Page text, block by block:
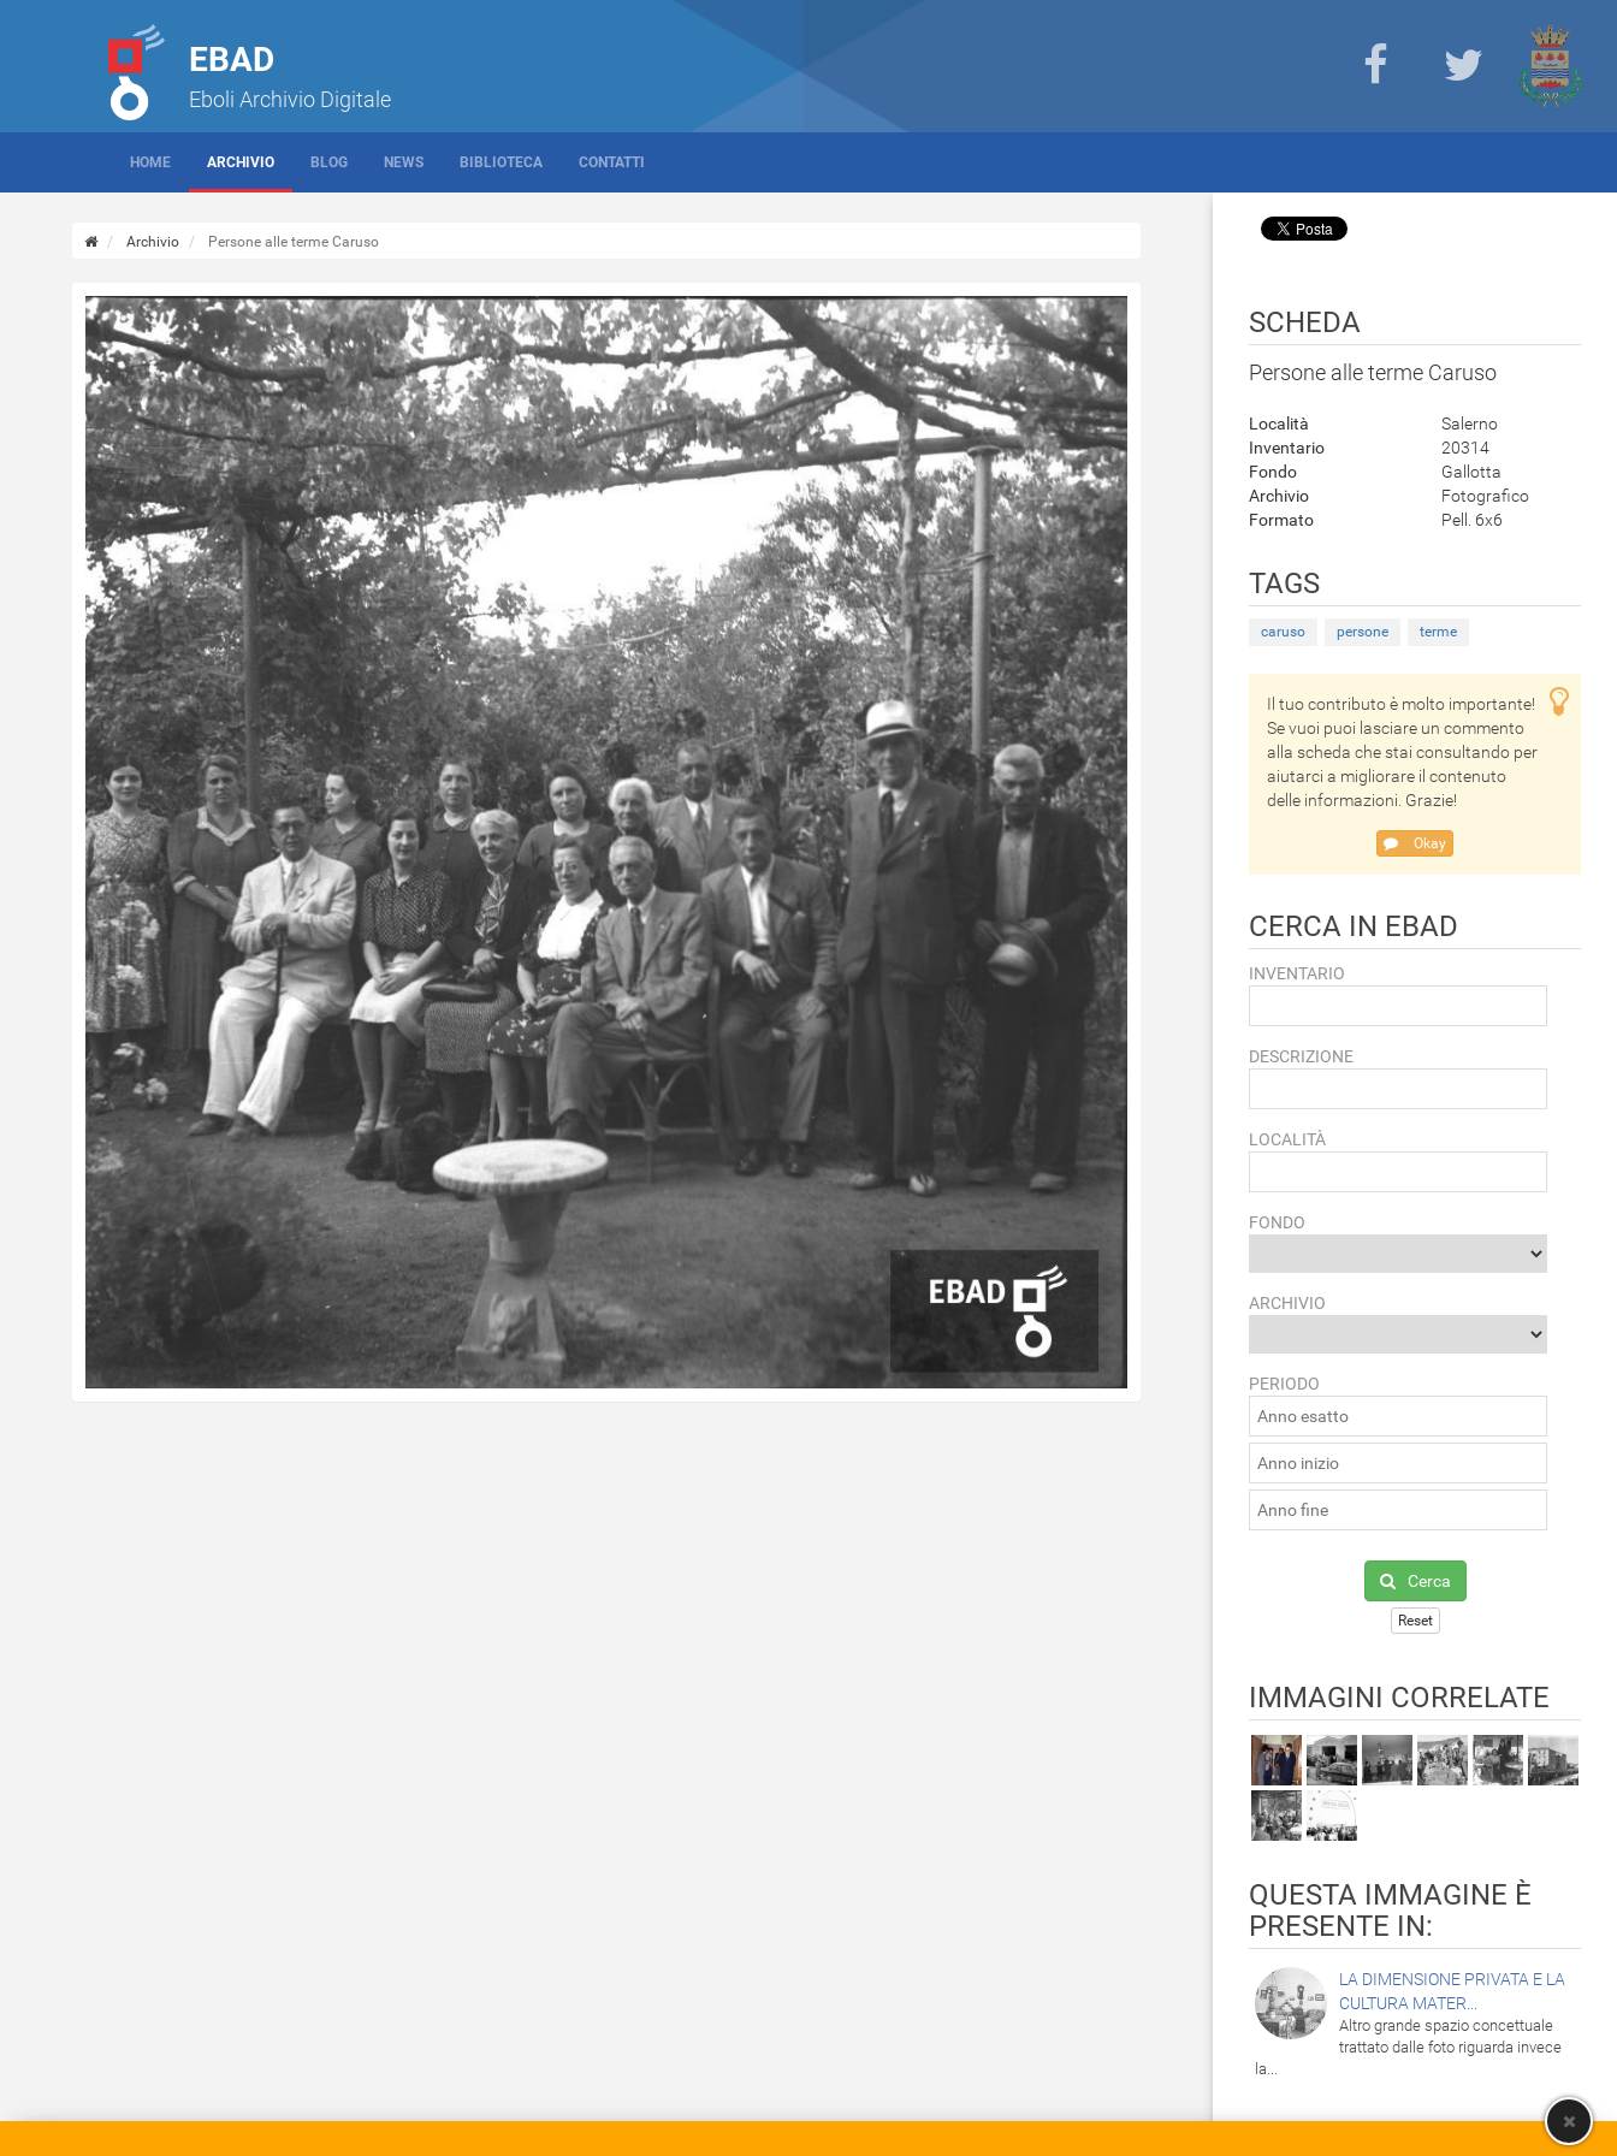
EBAD
Eboli Archivio Digitale
HOME ARCHIVIO BLOG NEWS BIBLIOTECA CONTATTI
Archivio Persone alle terme Caruso
SCHEDA
Persone alle terme Caruso
Località
Salerno
Inventario
20314
Fondo
Gallotta
Archivio
Fotografico
Formato
Pell. 6x6
TAGS
caruso persone terme
Il tuo contributo è molto importante!
Se vuoi puoi lasciare un commento
alla scheda che stai consultando per
aiutarci a migliorare il contenuto
delle informazioni. Grazie!
Okay
CERCA IN EBAD
INVENTARIO
DESCRIZIONE
LOCALITÀ
FONDO
ARCHIVIO
PERIODO
Cerca
Reset
IMMAGINI CORRELATE
QUESTA IMMAGINE È
PRESENTE IN:
LA DIMENSIONE PRIVATA E LA
CULTURA MATER...
Altro grande spazio concettuale
trattato dalle foto riguarda invece
la...